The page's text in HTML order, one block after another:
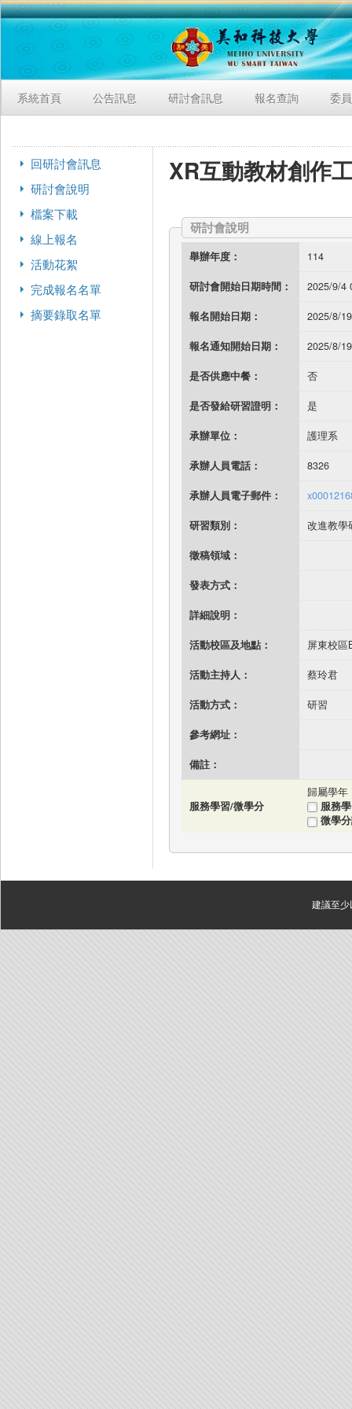
系統首頁 公告訊息 研討會訊息 報名查詢 委
XR互動教材創作
研討會說明
舉辦年度： 114
研討會開始日期時間： 2025/9/4
報名開始日期： 2025/8/19
報名通知開始日期： 2025/8/19
是否供應中餐： 否
是否發給研習證明： 是
承辦單位： 護理系
承辦人員電話： 8326
承辦人員電子郵件：
研習類別： 改進教學
徵稿領域：
發表方式：
詳細說明：
活動校區及地點： 屏東校區
活動主持人： 蔡玲君
活動方式： 研習
參考網址：
備註：
服務學習/微學分
服務
微學
回研討會訊息
研討會說明
檔案下載
線上報名
活動花絮
完成報名名單
摘要錄取名單
建議至少